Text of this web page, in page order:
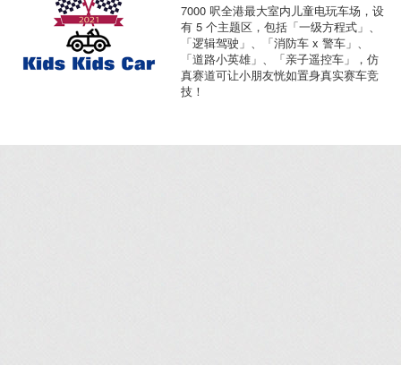
7000 呎全港最大室内儿童电玩车场，设
有 5 个主题区，包括「一级方程式」、
「逻辑驾驶」、「消防车 x 警车」、
「道路小英雄」、「亲子遥控车」，仿
真赛道可让小朋友恍如置身真实赛车竞
技！